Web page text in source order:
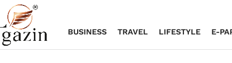
BUSINESS TRAVEL LIFESTYLE E-